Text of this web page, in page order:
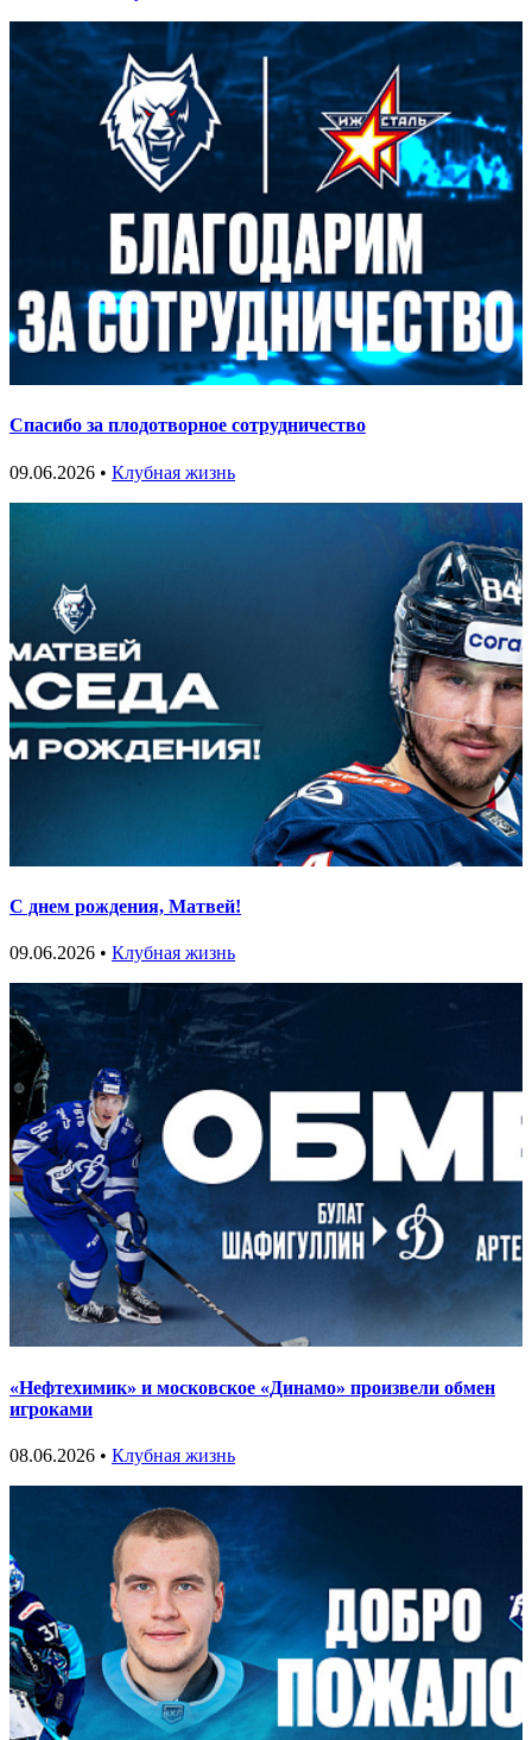
Спасибо за плодотворное сотрудничество
09.06.2026 • Клубная жизнь
С днем рождения, Матвей!
09.06.2026 • Клубная жизнь
«Нефтехимик» и московское «Динамо» произвели обмен
игроками
08.06.2026 • Клубная жизнь